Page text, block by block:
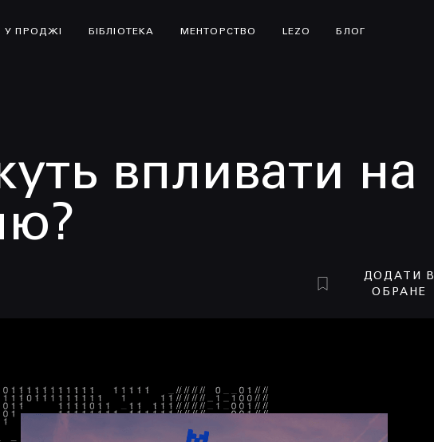
У ПРОДЖІ БІБЛІОТЕКА МЕНТОРСТВО LEZO БЛОГ
впливати на
ДОДАТИ В
ОБРАНЕ